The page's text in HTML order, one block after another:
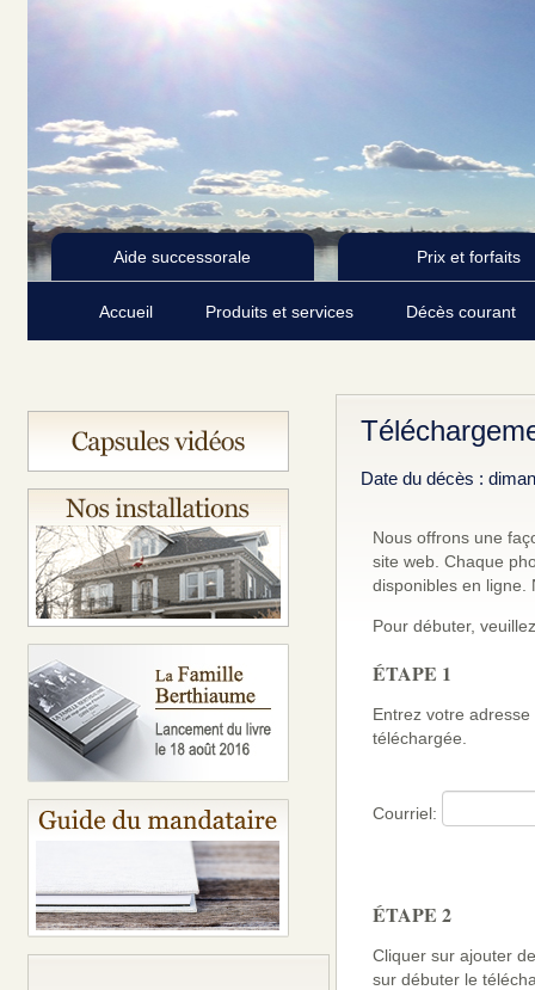
Aide successorale Prix et forfaits
Accueil Produits et services Décès courant
Date du décès :
Nous offrons une
site web. Chaque
disponibles en ligne.
Pour débuter,
ÉTAPE 1
Entrez votre
téléchargée.
Courriel:
ÉTAPE 2
Cliquer sur ajouter
sur débuter le